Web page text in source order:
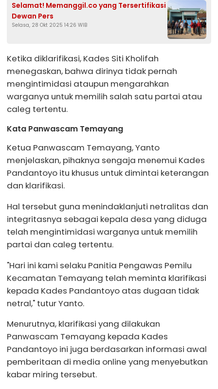
Selamat! Memanggil.co yang Tersertifikasi
Dewan Pers
Selasa, 28 Okt 2025 14:26 WIB
Ketika diklarifikasi, Kades Siti Kholifah
menegaskan, bahwa dirinya tidak pernah
mengintimidasi ataupun mengarahkan
warganya untuk memilih salah satu partai atau
caleg tertentu.
Kata Panwascam Temayang
Ketua Panwascam Temayang, Yanto
menjelaskan, pihaknya sengaja menemui Kades
Pandantoyo itu khusus untuk dimintai keterangan
dan klarifikasi.
Hal tersebut guna menindaklanjuti netralitas dan
integritasnya sebagai kepala desa yang diduga
telah mengintimidasi warganya untuk memilih
partai dan caleg tertentu.
"Hari ini kami selaku Panitia Pengawas Pemilu
Kecamatan Temayang telah meminta klarifikasi
kepada Kades Pandantoyo atas dugaan tidak
netral," tutur Yanto.
Menurutnya, klarifikasi yang dilakukan
Panwascam Temayang kepada Kades
Pandantoyo ini juga berdasarkan informasi awal
pemberitaan di media online yang menyebutkan
kabar miring tersebut.